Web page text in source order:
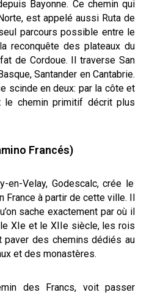
Bayonne. Ce chemin qui
est appelé aussi Ruta de
parcours possible entre le
reconquête des plateaux du
de Cordoue. Il traverse San
Santander en Cantabrie.
scinde en deux: par la côte et
le chemin primitif décrit plus
Francés)
en-Velay, Godescalc, crée le
France à partir de cette ville. Il
sache exactement par où il
XIe et le XIIe siècle, les rois
paver des chemins dédiés au
et des monastères.
des Francs, voit passer